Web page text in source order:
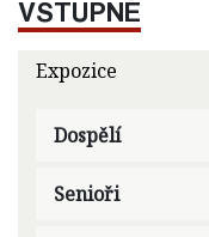
VSTUPNÉ
Expozice
Dospělí
Senioři